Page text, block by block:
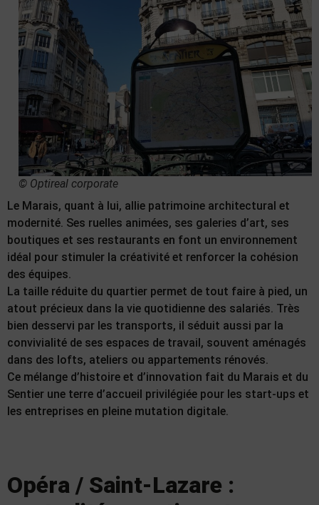
© Optireal corporate
Le Marais, quant à lui, allie patrimoine architectural et
modernité. Ses ruelles animées, ses galeries d’art, ses
boutiques et ses restaurants en font un environnement
idéal pour stimuler la créativité et renforcer la cohésion
des équipes.
La taille réduite du quartier permet de tout faire à pied, un
atout précieux dans la vie quotidienne des salariés. Très
bien desservi par les transports, il séduit aussi par la
convivialité de ses espaces de travail, souvent aménagés
dans des lofts, ateliers ou appartements rénovés.
Ce mélange d’histoire et d’innovation fait du Marais et du
Sentier une terre d’accueil privilégiée pour les start-ups et
les entreprises en pleine mutation digitale.
Opéra / Saint-Lazare :